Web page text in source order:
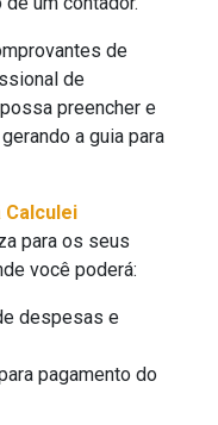
de
de
preencher e
a guia para
Calculei
para os seus
você poderá:
despesas e
pagamento do